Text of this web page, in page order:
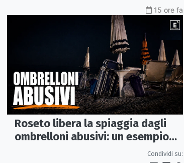
15 ore fa
Roseto libera la spiaggia dagli
ombrelloni abusivi: un esempio
Condividi su: